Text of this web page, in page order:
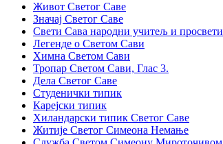
Живот Светог Саве
Значај Светог Саве
Свети Сава народни учитељ и
Легенде о Светом Сави
Химна Светом Сави
Тропар Светом Сави, Глас 3.
Дела Светог Саве
Студенички типик
Карејски типик
Хиландарски типик Светог Саве
Житије Светог Симеона Немање